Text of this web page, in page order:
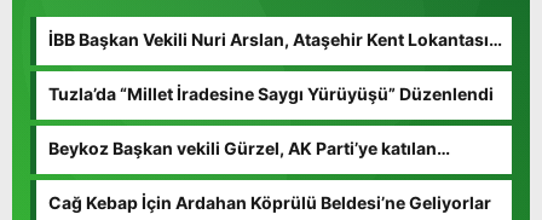
İBB Başkan Vekili Nuri Arslan, Ataşehir Kent Lokantasını
Tuzla’da “Millet İradesine Saygı Yürüyüşü” Düzenlendi
Beykoz Başkan vekili Gürzel, AK Parti’ye katılan
Cağ Kebap İçin Ardahan Köprülü Beldesi’ne Geliyorlar